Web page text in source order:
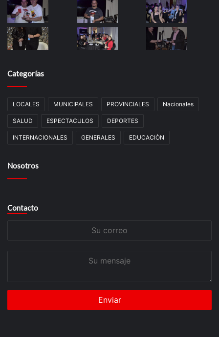
Categorías
LOCALES MUNICIPALES PROVINCIALES Nacionales
SALUD ESPECTACULOS DEPORTES
INTERNACIONALES GENERALES EDUCACIÒN
Nosotros
Contacto